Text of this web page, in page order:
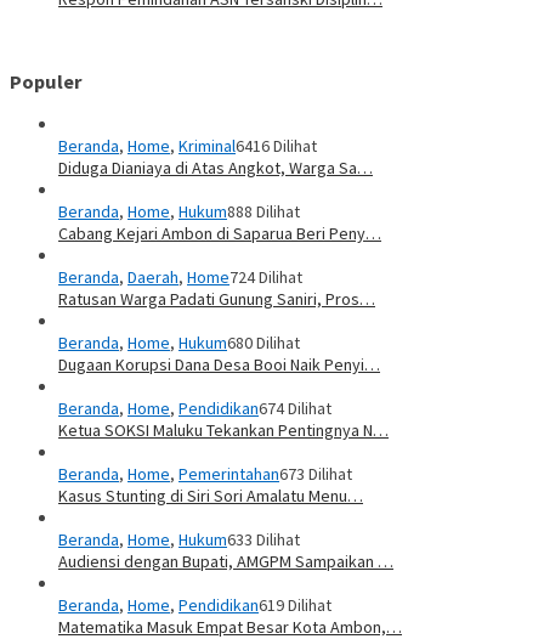
Populer
Beranda, Home, Kriminal6416 Dilihat
Diduga Dianiaya di Atas Angkot, Warga Sa…
Beranda, Home, Hukum888 Dilihat
Cabang Kejari Ambon di Saparua Beri Peny…
Beranda, Daerah, Home724 Dilihat
Ratusan Warga Padati Gunung Saniri, Pros…
Beranda, Home, Hukum680 Dilihat
Dugaan Korupsi Dana Desa Booi Naik Penyi…
Beranda, Home, Pendidikan674 Dilihat
Ketua SOKSI Maluku Tekankan Pentingnya N…
Beranda, Home, Pemerintahan673 Dilihat
Kasus Stunting di Siri Sori Amalatu Menu…
Beranda, Home, Hukum633 Dilihat
Audiensi dengan Bupati, AMGPM Sampaikan …
Beranda, Home, Pendidikan619 Dilihat
Matematika Masuk Empat Besar Kota Ambon,…